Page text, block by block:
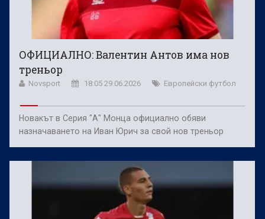
ОФИЦИАЛНО: Валентин Антов има нов
треньор
Novsport 18:05 29.06.2026 Европейски футбол
Новакът в Серия "А" Монца официално обяви
назначаването на Иван Юрич за свой нов треньор